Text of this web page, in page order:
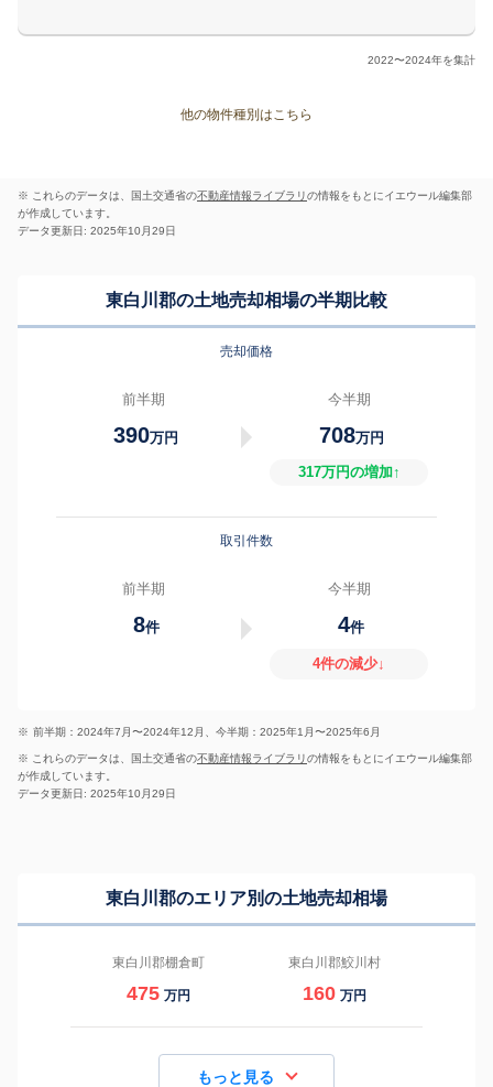
2022〜2024年を集計
他の物件種別はこちら
※ これらのデータは、国土交通省の不動産情報ライブラリの情報をもとにイエウール編集部
が作成しています。
データ更新日: 2025年10月29日
東白川郡の土地売却相場の半期比較
売却価格
前半期
390万円
今半期
708万円
317万円の増加↑
取引件数
前半期
8件
今半期
4件
4件の減少↓
※ 前半期：2024年7月〜2024年12月、今半期：2025年1月〜2025年6月
※ これらのデータは、国土交通省の不動産情報ライブラリの情報をもとにイエウール編集部
が作成しています。
データ更新日: 2025年10月29日
東白川郡のエリア別の土地売却相場
東白川郡棚倉町
475 万円
東白川郡鮫川村
160 万円
もっと見る